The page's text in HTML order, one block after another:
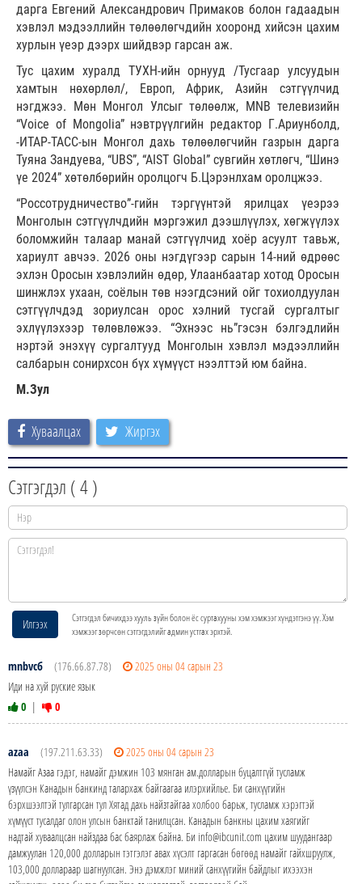
дарга Евгений Александрович Примаков болон гадаадын
хэвлэл мэдээллийн төлөөлөгчдийн хооронд хийсэн цахим
хурлын үеэр дээрх шийдвэр гарсан аж.
Тус цахим хуралд ТУХН-ийн орнууд /Тусгаар улсуудын
хамтын нөхөрлөл/, Европ, Африк, Азийн сэтгүүлчид
нэгджээ. Мөн Монгол Улсыг төлөөлж, MNB телевизийн
“Voice of Mongolia” нэвтрүүлгийн редактор Г.Ариунболд,
-ИТАР-ТАСС-ын Монгол дахь төлөөлөгчийн газрын дарга
Туяна Зандуева, “UBS”, “AIST Global” сувгийн хөтлөгч, “Шинэ
үе 2024” хөтөлбөрийн оролцогч Б.Цэрэнлхам оролцжээ.
“Россотрудничество”-гийн тэргүүнтэй ярилцах үеэрээ
Монголын сэтгүүлчдийн мэргэжил дээшлүүлэх, хөгжүүлэх
боломжийн талаар манай сэтгүүлчид хоёр асуулт тавьж,
хариулт авчээ. 2026 оны нэгдүгээр сарын 14-ний өдрөөс
эхлэн Оросын хэвлэлийн өдөр, Улаанбаатар хотод Оросын
шинжлэх ухаан, соёлын төв нээгдсэний ойг тохиолдуулан
сэтгүүлчдэд зориулсан орос хэлний тусгай сургалтыг
эхлүүлэхээр төлөвлөжээ. “Эхнээс нь”гэсэн бэлгэдлийн
нэртэй энэхүү сургалтууд Монголын хэвлэл мэдээллийн
салбарын сонирхсон бүх хүмүүст нээлттэй юм байна.
М.Зул
Хуваалцах Жиргэх
Сэтгэгдэл (4)
Илгээх
Сэтгэгдэл бичихдээ хууль зүйн болон ёс суртахууны хэм хэмжээг хүндэтгэнэ үү. Хэм
хэмжээг зөрчсөн сэтгэгдэлийг админ устгах эрхтэй.
mnbvcб (176.66.87.78)
2025 оны 04 сарын 23
Иди на хуй руские язык
0 | 0
azaa (197.211.63.33)
2025 оны 04 сарын 23
Намайг Азаа гэдэг, намайг дэмжин 103 мянган ам.долларын буцалтгүй тусламж
үзүүлсэн Канадын банкинд талархаж байгаагаа илэрхийлье. Би санхүүгийн
бэрхшээлтэй тулгарсан тул Хятад дахь найзтайгаа холбоо барьж, тусламж хэрэгтэй
хүмүүст тусалдаг олон улсын банктай танилцсан. Канадын банкны цахим хаягийг
надтай хуваалцсан найздаа бас баярлаж байна. Би info@ibcunit.com цахим шуудангаар
дамжуулан 120,000 долларын тэтгэлэг авах хүсэлт гаргасан бөгөөд намайг гайхшруулж,
103,000 доллараар шагнуулсан. Энэ дэмжлэг миний санхүүгийн байдлыг ихээхэн